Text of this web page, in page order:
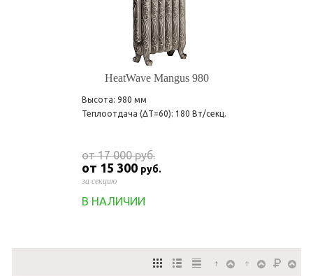
HeatWave Mangus 980
Высота: 980 мм
Теплоотдача (ΔT=60): 180 Вт/секц.
от 17 000руб.
от 15 300 руб.
за секцию
В НАЛИЧИИ